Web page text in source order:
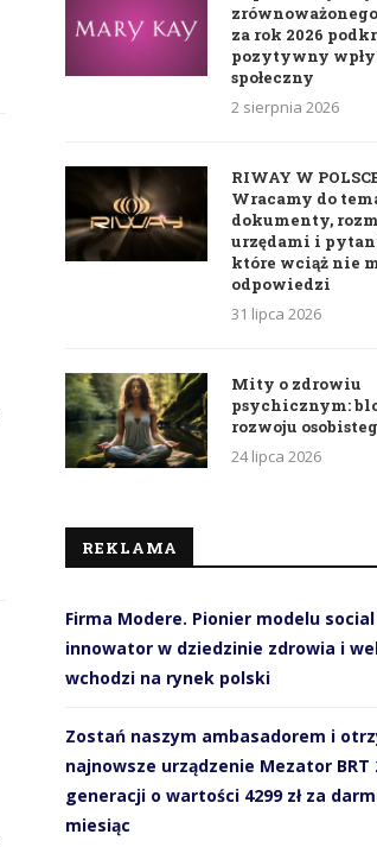
za rok 2026
pozytywny
społeczny
2 sierpnia 2026
RIWAY W
Wracamy do
dokumenty,
urzędami i
które wciąż nie
odpowiedzi
31 lipca 2026
Mity o zdrowiu
psychicznym:
rozwoju
24 lipca 2026
REKLAMA
Firma Modere. Pionier modelu
innowator w dziedzinie zdrowia i
wchodzi na rynek polski
Zostań naszym ambasadorem i
najnowsze urządzenie Mezator BRT
generacji o wartości 4299 zł za
miesiąc